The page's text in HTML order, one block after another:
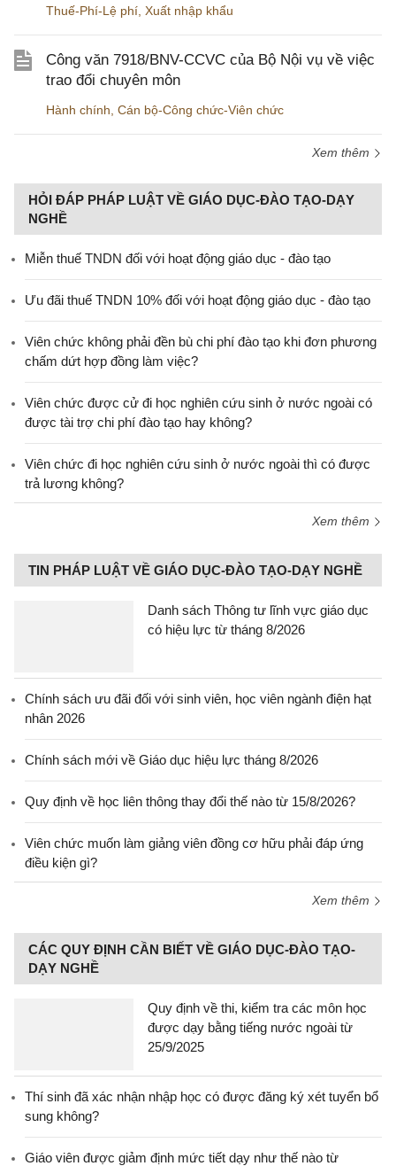
Thuế-Phí-Lệ phí Xuất nhập khẩu
Công văn 7918/BNV-CCVC của Bộ Nội vụ về việc
trao đổi chuyên môn
Hành chính Cán bộ-Công chức-Viên chức
Xem thêm
HỎI ĐÁP PHÁP LUẬT VỀ GIÁO DỤC-ĐÀO TẠO-DẠY
NGHỀ
Miễn thuế TNDN đối với hoạt động giáo dục - đào tạo
Ưu đãi thuế TNDN 10% đối với hoạt động giáo dục - đào tạo
Viên chức không phải đền bù chi phí đào tạo khi đơn phương
chấm dứt hợp đồng làm việc?
Viên chức được cử đi học nghiên cứu sinh ở nước ngoài có
được tài trợ chi phí đào tạo hay không?
Viên chức đi học nghiên cứu sinh ở nước ngoài thì có được
trả lương không?
Xem thêm
TIN PHÁP LUẬT VỀ GIÁO DỤC-ĐÀO TẠO-DẠY NGHỀ
Danh sách Thông tư lĩnh vực giáo dục
có hiệu lực từ tháng 8/2026
Chính sách ưu đãi đối với sinh viên, học viên ngành điện hạt
nhân 2026
Chính sách mới về Giáo dục hiệu lực tháng 8/2026
Quy định về học liên thông thay đổi thế nào từ 15/8/2026?
Viên chức muốn làm giảng viên đồng cơ hữu phải đáp ứng
điều kiện gì?
Xem thêm
CÁC QUY ĐỊNH CẦN BIẾT VỀ GIÁO DỤC-ĐÀO TẠO-
DẠY NGHỀ
Quy định về thi, kiểm tra các môn học
được dạy bằng tiếng nước ngoài từ
25/9/2025
Thí sinh đã xác nhận nhập học có được đăng ký xét tuyển bổ
sung không?
Giáo viên được giảm định mức tiết dạy như thế nào từ